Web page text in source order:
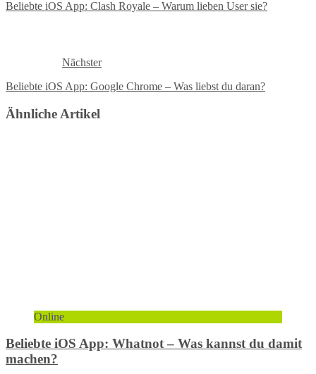
Beliebte iOS App: Clash Royale – Warum lieben User sie?
Nächster
Beliebte iOS App: Google Chrome – Was liebst du daran?
Ähnliche Artikel
Online
Beliebte iOS App: Whatnot – Was kannst du damit
machen?